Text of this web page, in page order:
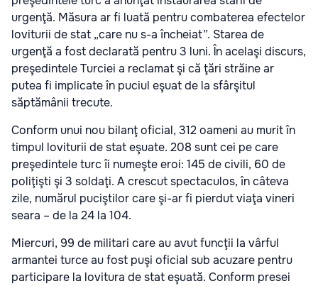
urgenţă. Măsura ar fi luată pentru combaterea efectelor
loviturii de stat „care nu s-a încheiat”. Starea de
urgenţă a fost declarată pentru 3 luni. În acelaşi discurs,
preşedintele Turciei a reclamat şi că ţări străine ar
putea fi implicate în puciul eşuat de la sfârşitul
săptămânii trecute.
Conform unui nou bilanţ oficial, 312 oameni au murit în
timpul loviturii de stat eşuate. 208 sunt cei pe care
preşedintele turc îi numeşte eroi: 145 de civili, 60 de
poliţişti şi 3 soldaţi. A crescut spectaculos, în câteva
zile, numărul puciştilor care şi-ar fi pierdut viaţa vineri
seara – de la 24 la 104.
Miercuri, 99 de militari care au avut funcţii la vârful
armantei turce au fost puşi oficial sub acuzare pentru
participare la lovitura de stat eşuată. Conform presei